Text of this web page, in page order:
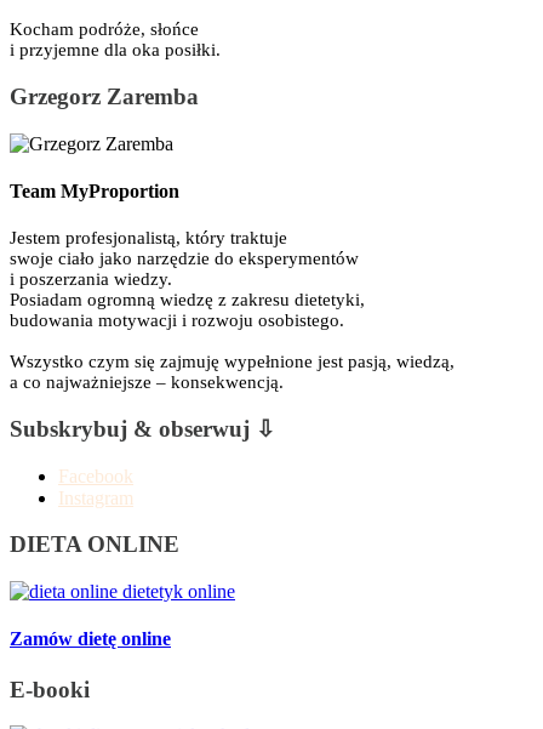
Kocham podróże, słońce
i przyjemne dla oka posiłki.
Grzegorz Zaremba
Team MyProportion
Jestem profesjonalistą, który traktuje
swoje ciało jako narzędzie do eksperymentów
i poszerzania wiedzy.
Posiadam ogromną wiedzę z zakresu dietetyki,
budowania motywacji i rozwoju osobistego.
Wszystko czym się zajmuję wypełnione jest pasją, wiedzą,
a co najważniejsze – konsekwencją.
Subskrybuj & obserwuj ⇩
Facebook
Instagram
DIETA ONLINE
Zamów dietę online
E-booki